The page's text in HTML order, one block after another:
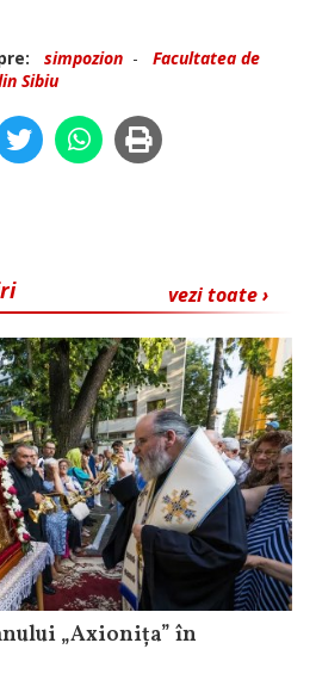
simpozion - Facultatea de
Sibiu
vezi toate ›
„Axionița” în